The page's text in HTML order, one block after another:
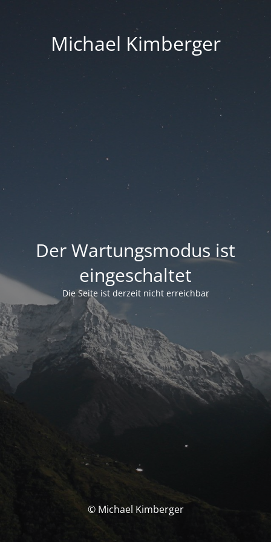
Michael Kimberger
Der Wartungsmodus ist
eingeschaltet
Die Seite ist derzeit nicht erreichbar
© Michael Kimberger